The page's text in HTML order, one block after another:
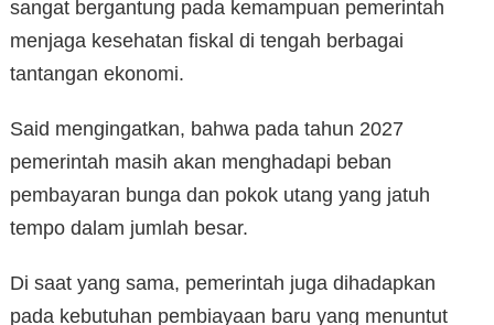
sangat bergantung pada kemampuan pemerintah
menjaga kesehatan fiskal di tengah berbagai
tantangan ekonomi.
Said mengingatkan, bahwa pada tahun 2027
pemerintah masih akan menghadapi beban
pembayaran bunga dan pokok utang yang jatuh
tempo dalam jumlah besar.
Di saat yang sama, pemerintah juga dihadapkan
pada kebutuhan pembiayaan baru yang menuntut